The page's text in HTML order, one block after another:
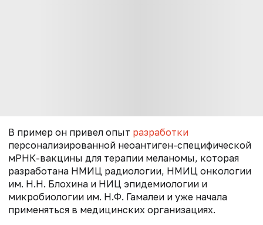
В пример он привел опыт разработки
персонализированной неоантиген-специфической
мРНК-вакцины для терапии меланомы, которая
разработана НМИЦ радиологии, НМИЦ онкологии
им. Н.Н. Блохина и НИЦ эпидемиологии и
микробиологии им. Н.Ф. Гамалеи и уже начала
применяться в медицинских организациях.